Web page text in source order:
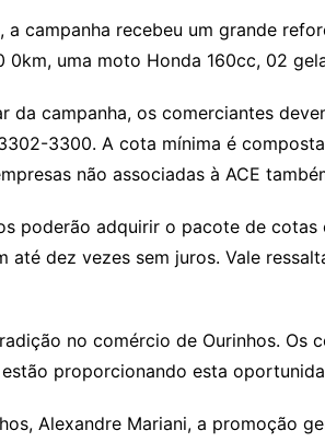
a campanha recebeu um grande
0km, uma moto Honda 160cc, 02
da campanha, os comerciantes
3300. A cota mínima é
não associadas à ACE
poderão adquirir o pacote de
até dez vezes sem juros. Vale
no comércio de Ourinhos.
proporcionando esta
Alexandre Mariani, a promoção